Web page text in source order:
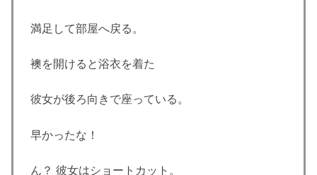
満足して部屋へ戻る。
襖を開けると浴衣を着た
彼女が後ろ向きで座っている。
早かったな！
ん？ 彼女はショートカット。